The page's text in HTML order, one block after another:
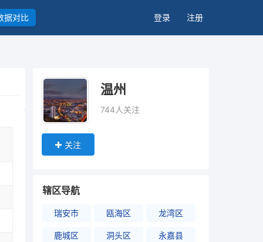
据对比 登录 注册
温州
744人关注
关注
辖区导航
瑞安市 瓯海区 龙湾区
鹿城区 洞头区 永嘉县